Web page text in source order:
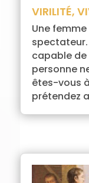
VIRILITÉ,
Une
spectateur.
capable de
personne
êtes-vous
prétendez